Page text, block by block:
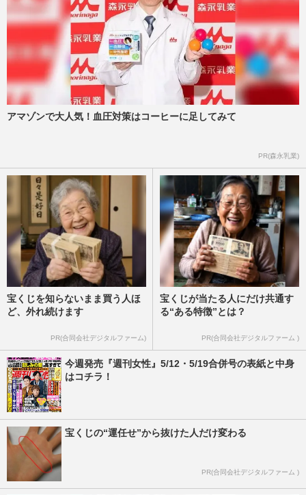
アマゾンで大人気！血圧対策はコーヒーに足してみて
PR(森永乳業)
宝くじを知らないまま買う人ほ
ど、外れ続けます
PR(合同会社デジタルファーム)
宝くじが当たる人にだけ共通す
る“ある特徴”とは？
PR(合同会社デジタルファーム )
今週発売『週刊女性』5/12・5/19合併号の表紙と中身
はコチラ！
宝くじの“運任せ”から抜けた人だけ変わる
PR(合同会社デジタルファーム )